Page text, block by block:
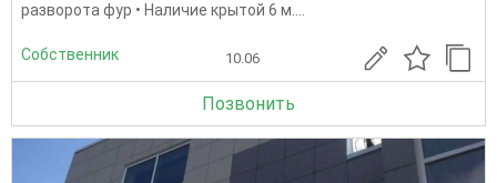
разворота фур • Наличие крытой 6 м....
Собственник 10.06
Позвонить